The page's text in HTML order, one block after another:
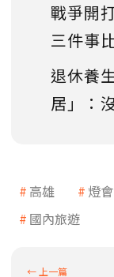
戰爭開
三件事
退休養
居」：
高雄 燈會
國內旅遊